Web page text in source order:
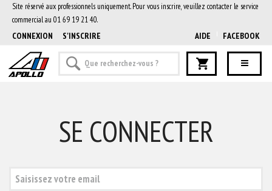
Site réservé aux professionnels uniquement. Pour vous inscrire, veuillez contacter le service
commercial au 01 69 19 21 40.
CONNEXION S'INSCRIRE AIDE FACEBOOK
SE CONNECTER